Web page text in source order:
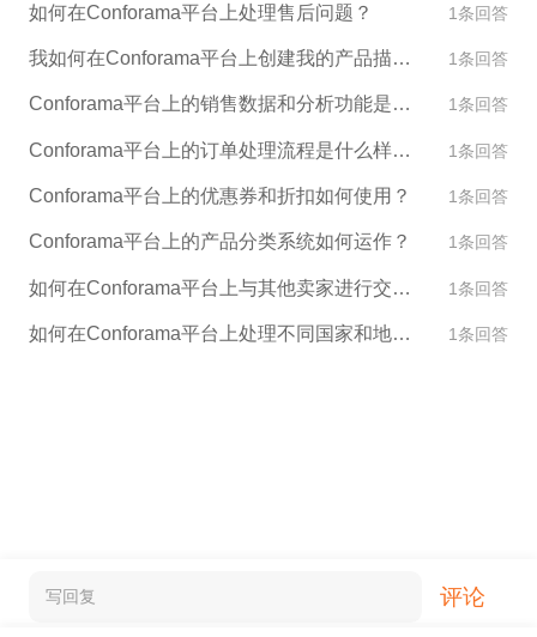
小、文件格式等。在设置前请考虑好您的设计，确保
符合相关规定。
如何在Conforama平台上处理售后问题？ 1条回答
我如何在Conforama平台上创建我的产品描述和图片？ 1条回答
Conforama平台上的销售数据和分析功能是什么？ 1条回答
Conforama平台上的订单处理流程是什么样的？ 1条回答
Conforama平台上的优惠券和折扣如何使用？ 1条回答
Conforama平台上的产品分类系统如何运作？ 1条回答
如何在Conforama平台上与其他卖家进行交流和合作？ 1条回答
如何在Conforama平台上处理不同国家和地区的客户和订单？ 1条回答
写回复 评论